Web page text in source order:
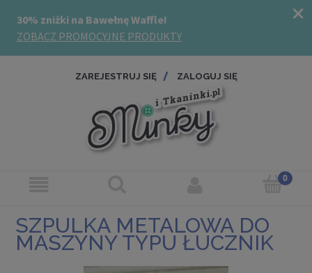
ZAREJESTRUJ SIĘ ZALOGUJ SIĘ
SZPULKA METALOWA DO
MASZYNY TYPU ŁUCZNIK